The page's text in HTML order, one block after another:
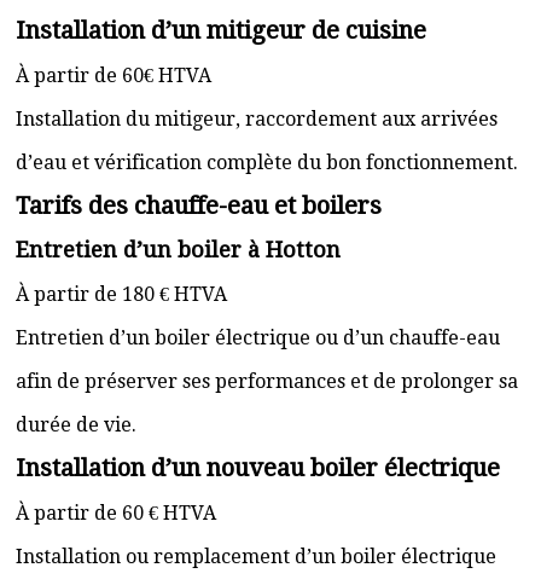
Installation d’un mitigeur de cuisine
À partir de 60€ HTVA
Installation du mitigeur, raccordement aux arrivées
d’eau et vérification complète du bon fonctionnement.
Tarifs des chauffe-eau et boilers
Entretien d’un boiler à Hotton
À partir de 180 € HTVA
Entretien d’un boiler électrique ou d’un chauffe-eau
afin de préserver ses performances et de prolonger sa
durée de vie.
Installation d’un nouveau boiler électrique
À partir de 60 € HTVA
Installation ou remplacement d’un boiler électrique